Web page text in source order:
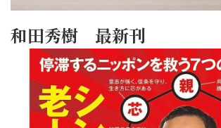
和田秀樹 最新刊